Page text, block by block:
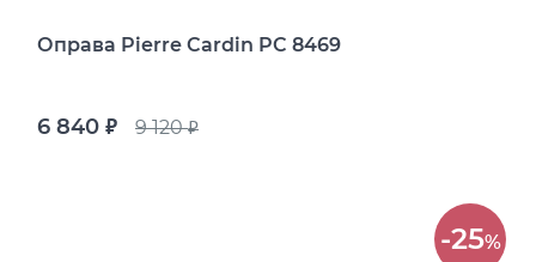
Оправа Pierre Cardin PC 8469
6 840 руб. 9 120руб.
-25%